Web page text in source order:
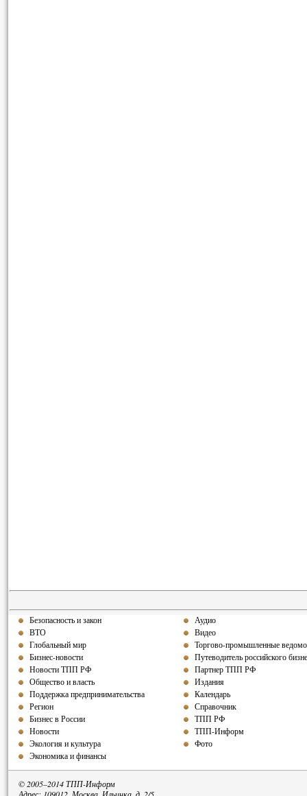
Безопасность и закон
ВТО
Глобальный мир
Бизнес-новости
Новости ТПП РФ
Общество и власть
Поддержка предпринимательства
Регион
Бизнес в России
Новости
Экология и культура
Экономика и финансы
Аудио
Видео
Торгово-промышленные
Путеводитель российского
Партнер ТПП РФ
Издания
Календарь
Справочник
ТПП РФ
ТПП-Информ
Фото
© 2005–2014 ТПП-Информ